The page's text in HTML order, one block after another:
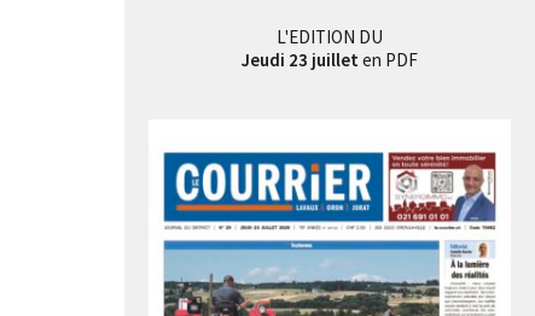
L'EDITION DU
Jeudi 23 juillet en PDF